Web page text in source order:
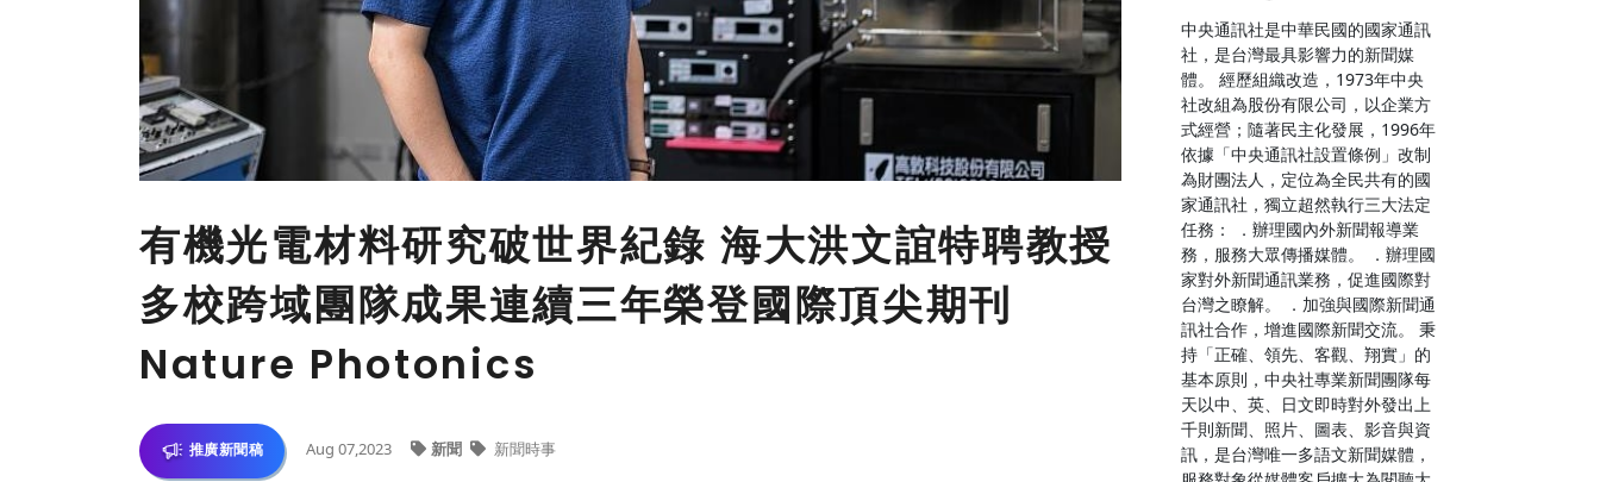
有機光電材料研究破世界紀錄 海大洪文誼特聘教授
多校跨域團隊成果連續三年榮登國際頂尖期刊
Nature Photonics
推廣新聞稿 Aug 07,2023 新聞 新聞時事
中央通訊社是中華民國的國家通訊
社，是台灣最具影響力的新聞媒
體。 經歷組織改造，1973年中央
社改組為股份有限公司，以企業方
式經營；隨著民主化發展，1996年
依據「中央通訊社設置條例」改制
為財團法人，定位為全民共有的國
家通訊社，獨立超然執行三大法定
任務： ．辦理國內外新聞報導業
務，服務大眾傳播媒體。 ．辦理國
家對外新聞通訊業務，促進國際對
台灣之瞭解。 ．加強與國際新聞通
訊社合作，增進國際新聞交流。 秉
持「正確、領先、客觀、翔實」的
基本原則，中央社專業新聞團隊每
天以中、英、日文即時對外發出上
千則新聞、照片、圖表、影音與資
訊，是台灣唯一多語文新聞媒體，